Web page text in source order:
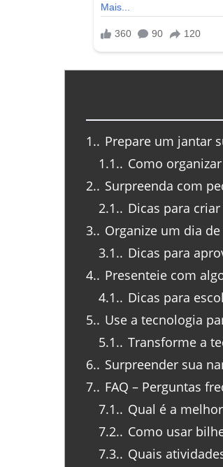
1. Prepare um jantar
1.1. Como
2. Surpreenda com
2.1. Dicas para
3. Organize um dia
3.1. Dicas para
4. Presenteie com
4.1. Dicas para
5. Use a tecnologia
5.1. Transforme a
6. Surpreender sua
7. FAQ – Perguntas
7.1. Qual é a
7.2. Como usar
7.3. Quais